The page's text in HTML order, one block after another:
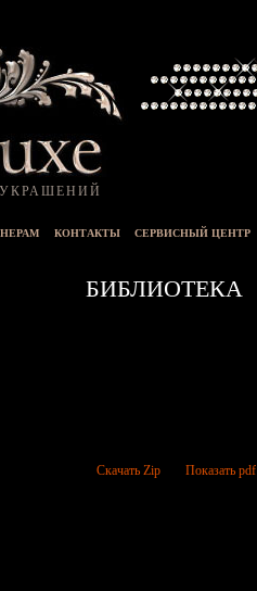
КОНТАКТЫ СЕРВИСНЫЙ ЦЕНТР
БИБЛИОТЕКА
Скачать Zip Показать pdf